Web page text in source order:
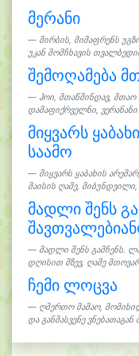
მერანი
მირბის, მიმაფრენს
უკან მომჩხავის
შემოღამება
ჰოი, მთაწმინდავ,
დამაფიქრველნი,
მიყვარს
საამო
მიყვარს ყაბახის
მაისის ღამე,
მადლი შენს
მადლი შენს გამჩენს.
დღისით მზევ, ღამე
ჩემი ლოცვა
ღმერთო მამაო,
და განმასვენე